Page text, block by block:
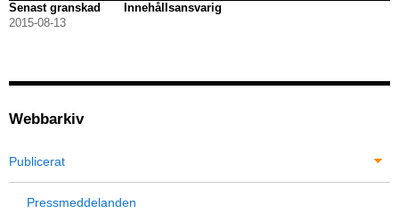
Senast granskad
2015-08-13
Innehållsansvarig
Webbarkiv
Publicerat
Pressmeddelanden